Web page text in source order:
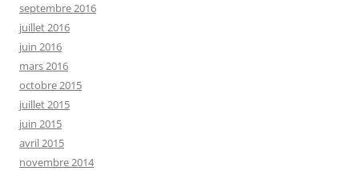
septembre 2016
juillet 2016
juin 2016
mars 2016
octobre 2015
juillet 2015
juin 2015
avril 2015
novembre 2014